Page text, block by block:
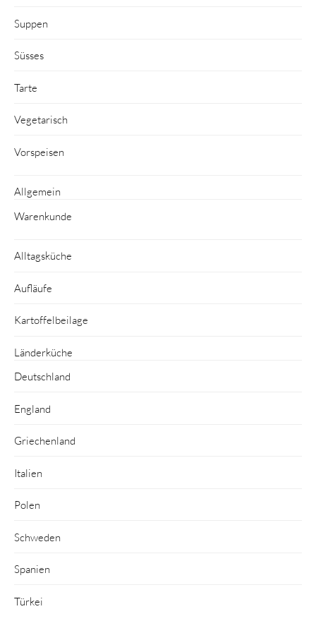
Suppen
Süsses
Tarte
Vegetarisch
Vorspeisen
Allgemein
Warenkunde
Alltagsküche
Aufläufe
Kartoffelbeilage
Länderküche
Deutschland
England
Griechenland
Italien
Polen
Schweden
Spanien
Türkei